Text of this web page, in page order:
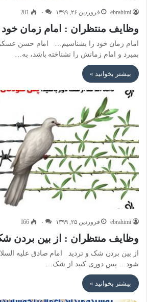
ebrahimi فروردین ۲۶, ۱۳۹۹ ۰ 201
وظایف منتظران : امام زمان
امام زمان خود را بشناسیم… امام حسن
بمیرد و امام زمانش را نشناخته باشد، به…
بیشتر بخوانید »
ebrahimi فروردین ۲۵, ۱۳۹۹ ۰ 166
وظایف منتظران : از بین بردن
از بین بردن شک و تردید امام صادق علیه
شود… پس دوری کنید از شک…
بیشتر بخوانید »